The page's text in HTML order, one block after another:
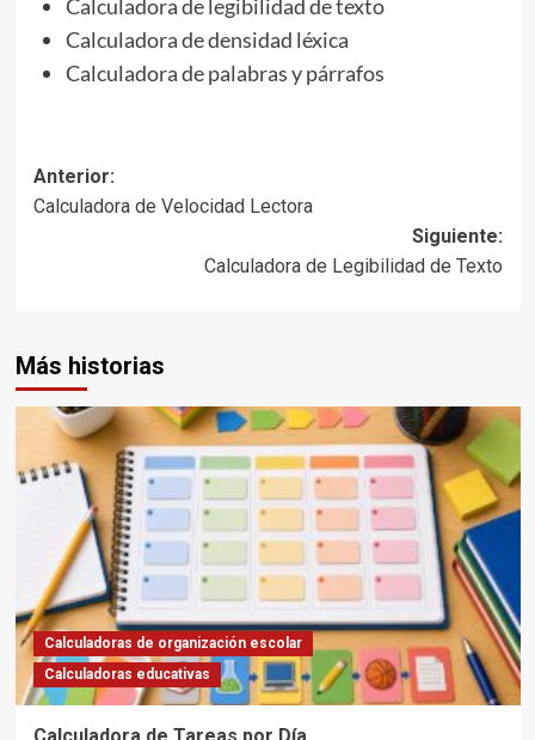
Calculadora de legibilidad de texto
Calculadora de densidad léxica
Calculadora de palabras y párrafos
Navegación
de
Anterior:
Calculadora de Velocidad Lectora
Siguiente:
Calculadora de Legibilidad de Texto
Más historias
Calculadoras de organización escolar
Calculadoras educativas